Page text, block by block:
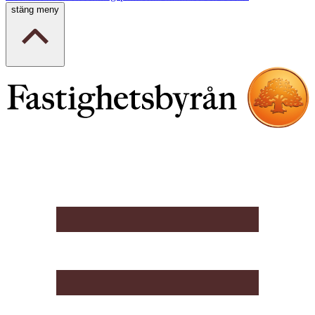
stäng meny